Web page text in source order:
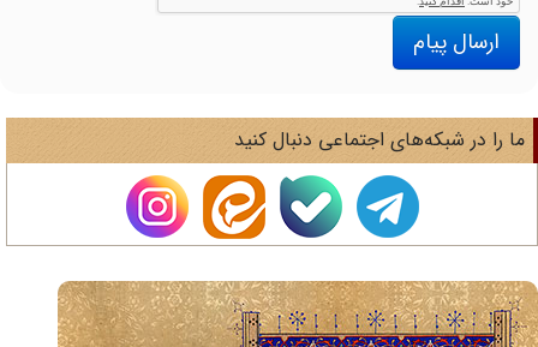
ارسال پیام
را در شبکه‌های اجتماعی دنبال کنید